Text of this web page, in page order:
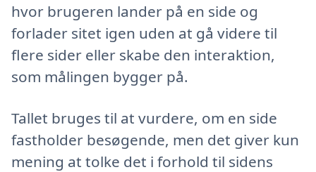
hvor brugeren lander på en side og
forlader sitet igen uden at gå videre til
flere sider eller skabe den interaktion,
som målingen bygger på.
Tallet bruges til at vurdere, om en side
fastholder besøgende, men det giver kun
mening at tolke det i forhold til sidens